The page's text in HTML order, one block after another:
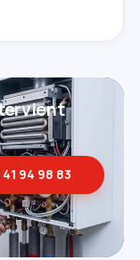
41 94 98 83